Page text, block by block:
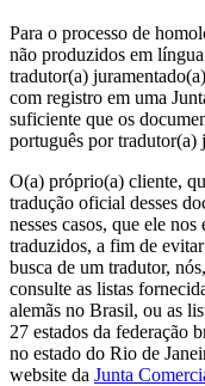
Para o processo de
não produzidos em
tradutor(a)
com registro em uma
suficiente que os
português por tradutor(a)
O(a) próprio(a) cliente,
tradução oficial desses
nesses casos, que ele
traduzidos, a fim de evitar
busca de um tradutor,
consulte as listas
alemãs no Brasil, ou as
27 estados da federação
no estado do Rio de
website da Junta